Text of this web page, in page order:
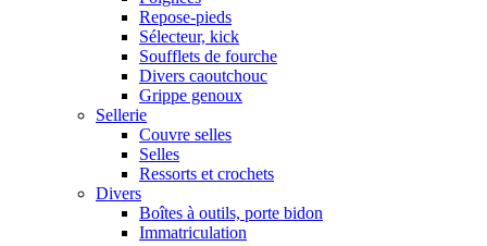
Repose-pieds
Sélecteur, kick
Soufflets de fourche
Divers caoutchouc
Grippe genoux
Sellerie
Couvre selles
Selles
Ressorts et crochets
Divers
Boîtes à outils, porte bidon
Immatriculation